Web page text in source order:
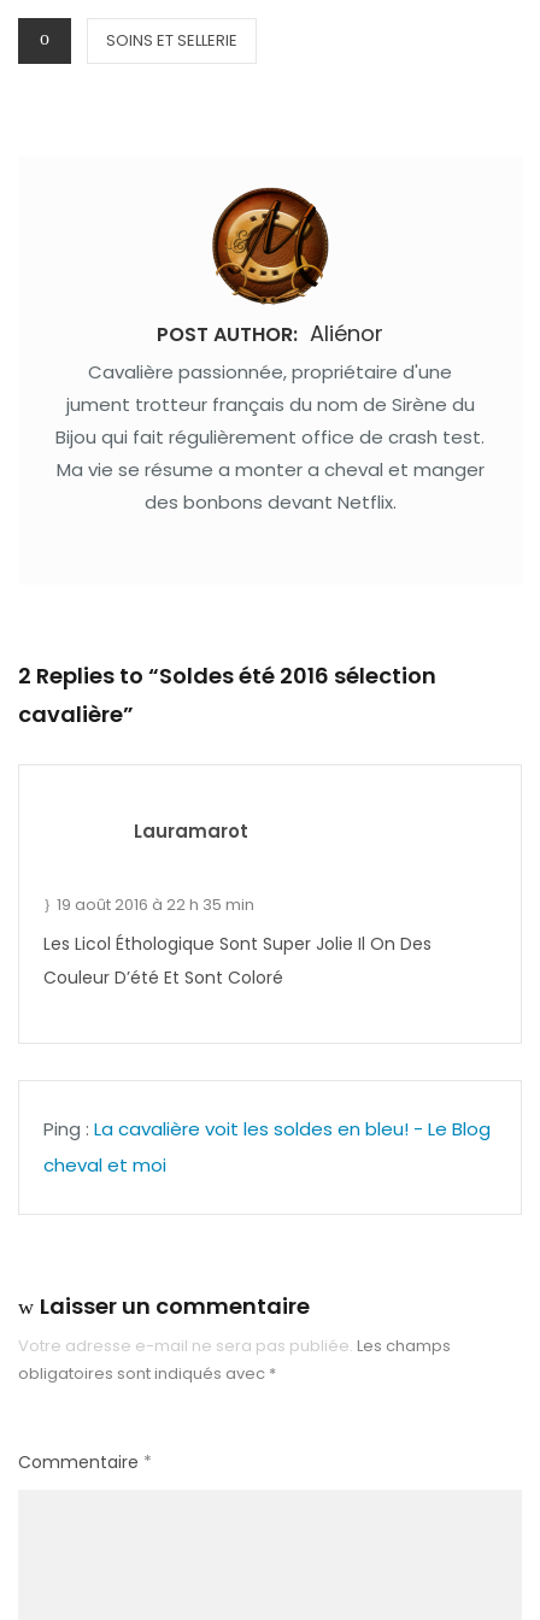
CATEGORIES
SOINS ET SELLERIE
POST AUTHOR: Aliénor
Cavalière passionnée, propriétaire d'une
jument trotteur français du nom de Sirène du
Bijou qui fait régulièrement office de crash test.
Ma vie se résume a monter a cheval et manger
des bonbons devant Netflix.
2 Replies to “Soldes été 2016 sélection
cavalière”
Lauramarot
19 août 2016 à 22 h 35 min
Les Licol Éthologique Sont Super Jolie Il On Des
Couleur D’été Et Sont Coloré
Ping : La cavalière voit les soldes en bleu! - Le Blog
cheval et moi
Laisser un commentaire
Votre adresse e-mail ne sera pas publiée. Les champs
obligatoires sont indiqués avec *
Commentaire *